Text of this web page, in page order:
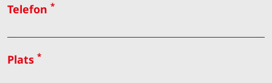
Telefon *
Plats *